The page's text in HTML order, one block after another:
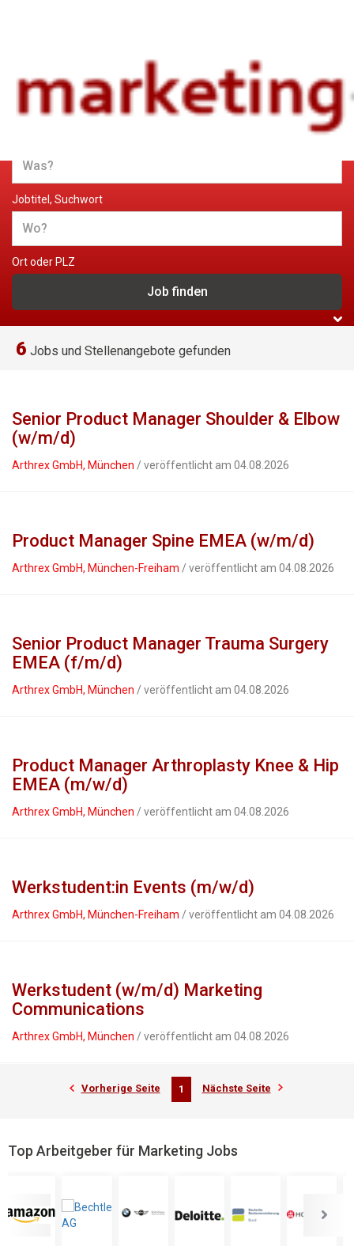
Jobs und Stellenangebote im
Marketing
Jobtitel, Suchwort
Ort oder PLZ
6 Jobs und Stellenangebote gefunden
Senior Product Manager Shoulder & Elbow
(w/m/d)
Arthrex GmbH, München / veröffentlicht am 04.08.2026
Product Manager Spine EMEA (w/m/d)
Arthrex GmbH, München-Freiham / veröffentlicht am 04.08.2026
Senior Product Manager Trauma Surgery
EMEA (f/m/d)
Arthrex GmbH, München / veröffentlicht am 04.08.2026
Product Manager Arthroplasty Knee & Hip
EMEA (m/w/d)
Arthrex GmbH, München / veröffentlicht am 04.08.2026
Werkstudent:in Events (m/w/d)
Arthrex GmbH, München-Freiham / veröffentlicht am 04.08.2026
Werkstudent (w/m/d) Marketing
Communications
Arthrex GmbH, München / veröffentlicht am 04.08.2026
Vorherige Seite 1 Nächste Seite
Top Arbeitgeber für Marketing Jobs